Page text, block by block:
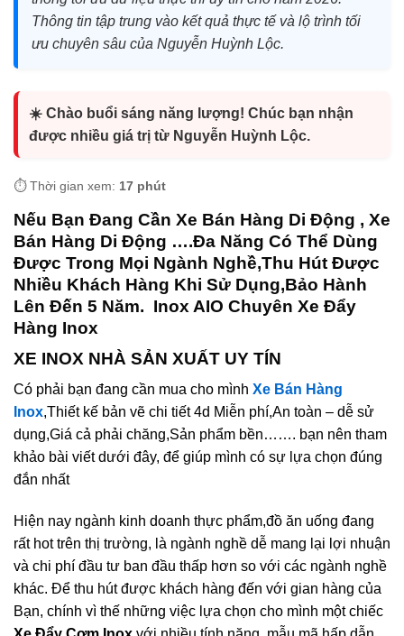
Thông tin tập trung vào kết quả thực tế và lộ trình tối
ưu chuyên sâu của Nguyễn Huỳnh Lộc.
☀️ Chào buổi sáng năng lượng! Chúc bạn nhận
được nhiều giá trị từ Nguyễn Huỳnh Lộc.
⏱️ Thời gian xem: 17 phút
Nếu Bạn Đang Cần Xe Bán Hàng Di Động , Xe
Bán Hàng Di Động ….Đa Năng Có Thể Dùng
Được Trong Mọi Ngành Nghề,Thu Hút Được
Nhiều Khách Hàng Khi Sử Dụng,Bảo Hành
Lên Đến 5 Năm. Inox AIO Chuyên Xe Đẩy
Hàng Inox
XE INOX NHÀ SẢN XUẤT UY TÍN
Có phải bạn đang cần mua cho mình Xe Bán Hàng
Inox,Thiết kế bản vẽ chi tiết 4d Miễn phí,An toàn – dễ sử
dụng,Giá cả phải chăng,Sản phẩm bền……. bạn nên tham
khảo bài viết dưới đây, để giúp mình có sự lựa chọn đúng
đắn nhất
Hiện nay ngành kinh doanh thực phẩm,đồ ăn uống đang
rất hot trên thị trường, là ngành nghề dễ mang lại lợi nhuận
và chi phí đầu tư ban đầu thấp hơn so với các ngành nghề
khác. Để thu hút được khách hàng đến với gian hàng của
Bạn, chính vì thế những việc lựa chọn cho mình một chiếc